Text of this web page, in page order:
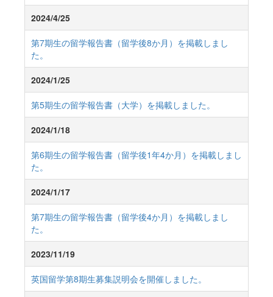
2024/4/25
第7期生の留学報告書（留学後8か月）を掲載しまし
た。
2024/1/25
第5期生の留学報告書（大学）を掲載しました。
2024/1/18
第6期生の留学報告書（留学後1年4か月）を掲載しまし
た。
2024/1/17
第7期生の留学報告書（留学後4か月）を掲載しまし
た。
2023/11/19
英国留学第8期生募集説明会を開催しました。